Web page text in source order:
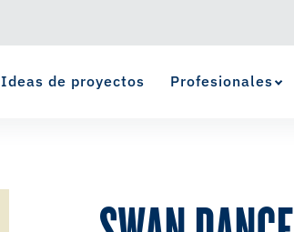
Ideas de proyectos Profesionales